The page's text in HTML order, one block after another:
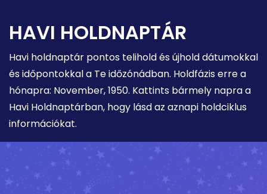
HAVI HOLDNAPTÁR
Havi holdnaptár pontos telihold és újhold dátumokkal
és időpontokkal a Te időzónádban. Holdfázis erre a
hónapra: November, 1950. Kattints bármely napra a
Havi Holdnaptárban, hogy lásd az aznapi holdciklus
információkat.